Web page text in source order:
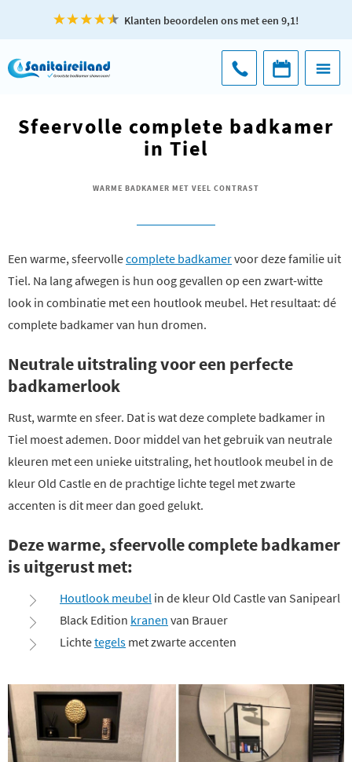
Klanten beoordelen ons met een 9,1!
Sfeervolle complete badkamer
in Tiel
WARME BADKAMER MET VEEL CONTRAST
Een warme, sfeervollecomplete badkamervoor deze familie uit
Tiel. Na lang afwegen is hun oog gevallen op een zwart-witte
look in combinatie met een houtlook meubel. Het resultaat: dé
complete badkamer van hun dromen.
Neutrale uitstraling voor een perfecte
badkamerlook
Rust, warmte en sfeer. Dat is wat deze complete badkamer in
Tiel moest ademen. Door middel van het gebruik van neutrale
kleuren met een unieke uitstraling, het houtlook meubel in de
kleur Old Castle en de prachtige lichte tegel met zwarte
accenten is dit meer dan goed gelukt.
Deze warme, sfeervolle complete badkamer
is uitgerust met:
Houtlook meubel in de kleur Old Castle van Sanipearl
Black Edition kranen van Brauer
Lichtetegels met zwarte accenten